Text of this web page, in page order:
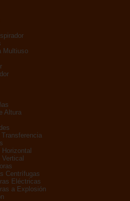
Multiuso
Altura
Centrífugas
Eléctricas
a Explosión